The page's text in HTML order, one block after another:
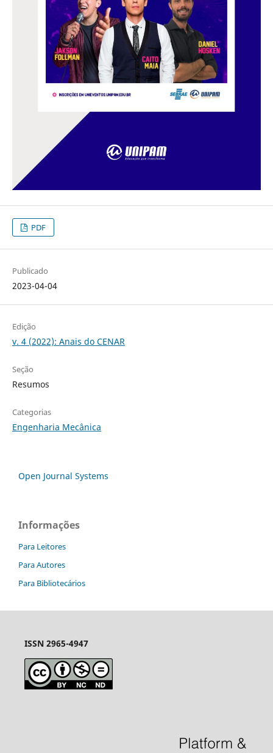
PDF
Publicado
2023-04-04
Edição
v. 4 (2022): Anais do CENAR
Seção
Resumos
Categorias
Engenharia Mecânica
Open Journal Systems
Informações
Para Leitores
Para Autores
Para Bibliotecários
ISSN 2965-4947